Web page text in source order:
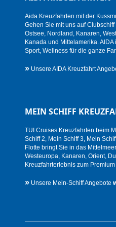
Aida Kreuzfahrten mit der
Gehen Sie mit uns auf
Ostsee, Nordland, Kanaren,
Kanada und Mittelamerika.
Sport, Wellness für die ganze
» Unsere AIDA Kreuzfahrt
MEIN SCHIFF
TUI Cruises Kreuzfahrten beim
Schiff 2, Mein Schiff 3, Mein
Flotte bringt Sie in das
Westeuropa, Kanaren, Orient,
Kreuzfahrterlebnis zum
» Unsere Mein-Schiff Angebote